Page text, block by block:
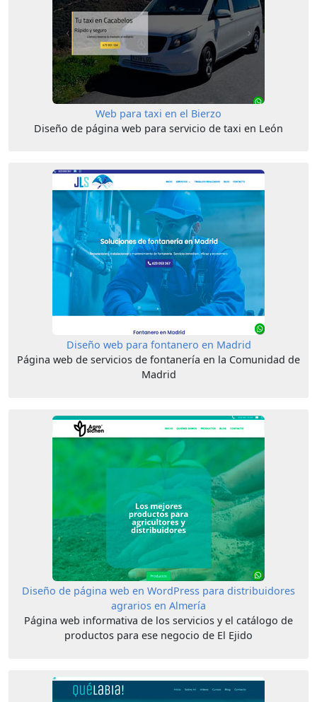
Web para taxi en el Bierzo
Diseño de página web para servicio de taxi en León
Diseño web para fontanero en Madrid
Página web de servicios de fontanería en la Comunidad de
Madrid
Diseño de página web en WordPress para distribuidores
agrarios en Almería
Página web informativa de los servicios y el catálogo de
productos para ese negocio de El Ejido